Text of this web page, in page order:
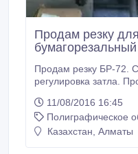
Продам резку
бумагорезальный
Продам резку БР-72.
регулировка затла.
телефон отключен
11/08/2016 16:45
Полиграфическое
Казахстан, Алматы